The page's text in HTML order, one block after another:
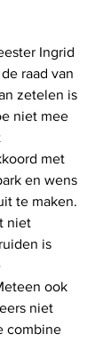
Ingrid
raad van
zetelen is
niet mee
met
en wens
te maken.
niet
is
ook
niet
combine